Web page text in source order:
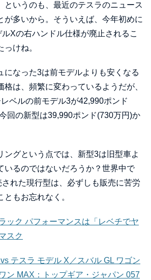
というのも、最近のテスラのニュース
が多いから。そういえば、今年初めに
Xの右ハンドル仕様が廃止されるこ
けね。
になった3は前モデルよりも安くなる
格は、頻繁に変わっているようだが、
ベルの前モデル3が42,990ポンド
回の新型は39,990ポンド(730万円)か
ングという点では、新型3は旧型車よ
いるのではないだろうか？世界中で
れた現行型は、必ずしも販売に苦労
ともお忘れなく。
ック パフォーマンスは「レベチでヤ
スク
テスラ モデル X／スバル GL ワゴン
ン MAX：トップギア・ジャパン 057